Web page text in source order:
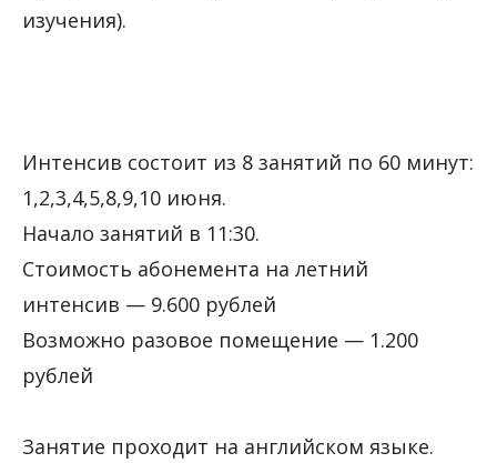
изучения).
Интенсив состоит из 8 занятий по 60 минут:
1,2,3,4,5,8,9,10 июня.
Начало занятий в 11:30.
Стоимость абонемента на летний
интенсив — 9.600 рублей
Возможно разовое помещение — 1.200
рублей
Занятие проходит на английском языке.